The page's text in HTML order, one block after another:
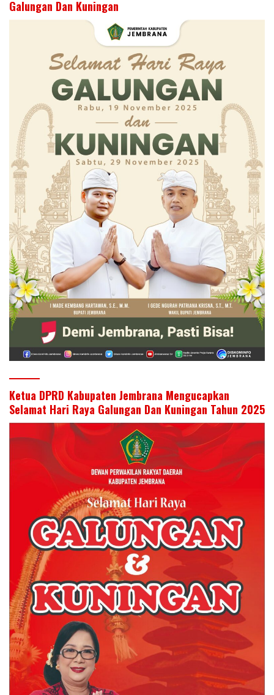
Galungan Dan Kuningan
Ketua DPRD Kabupaten Jembrana Mengucapkan
Selamat Hari Raya Galungan Dan Kuningan Tahun 2025